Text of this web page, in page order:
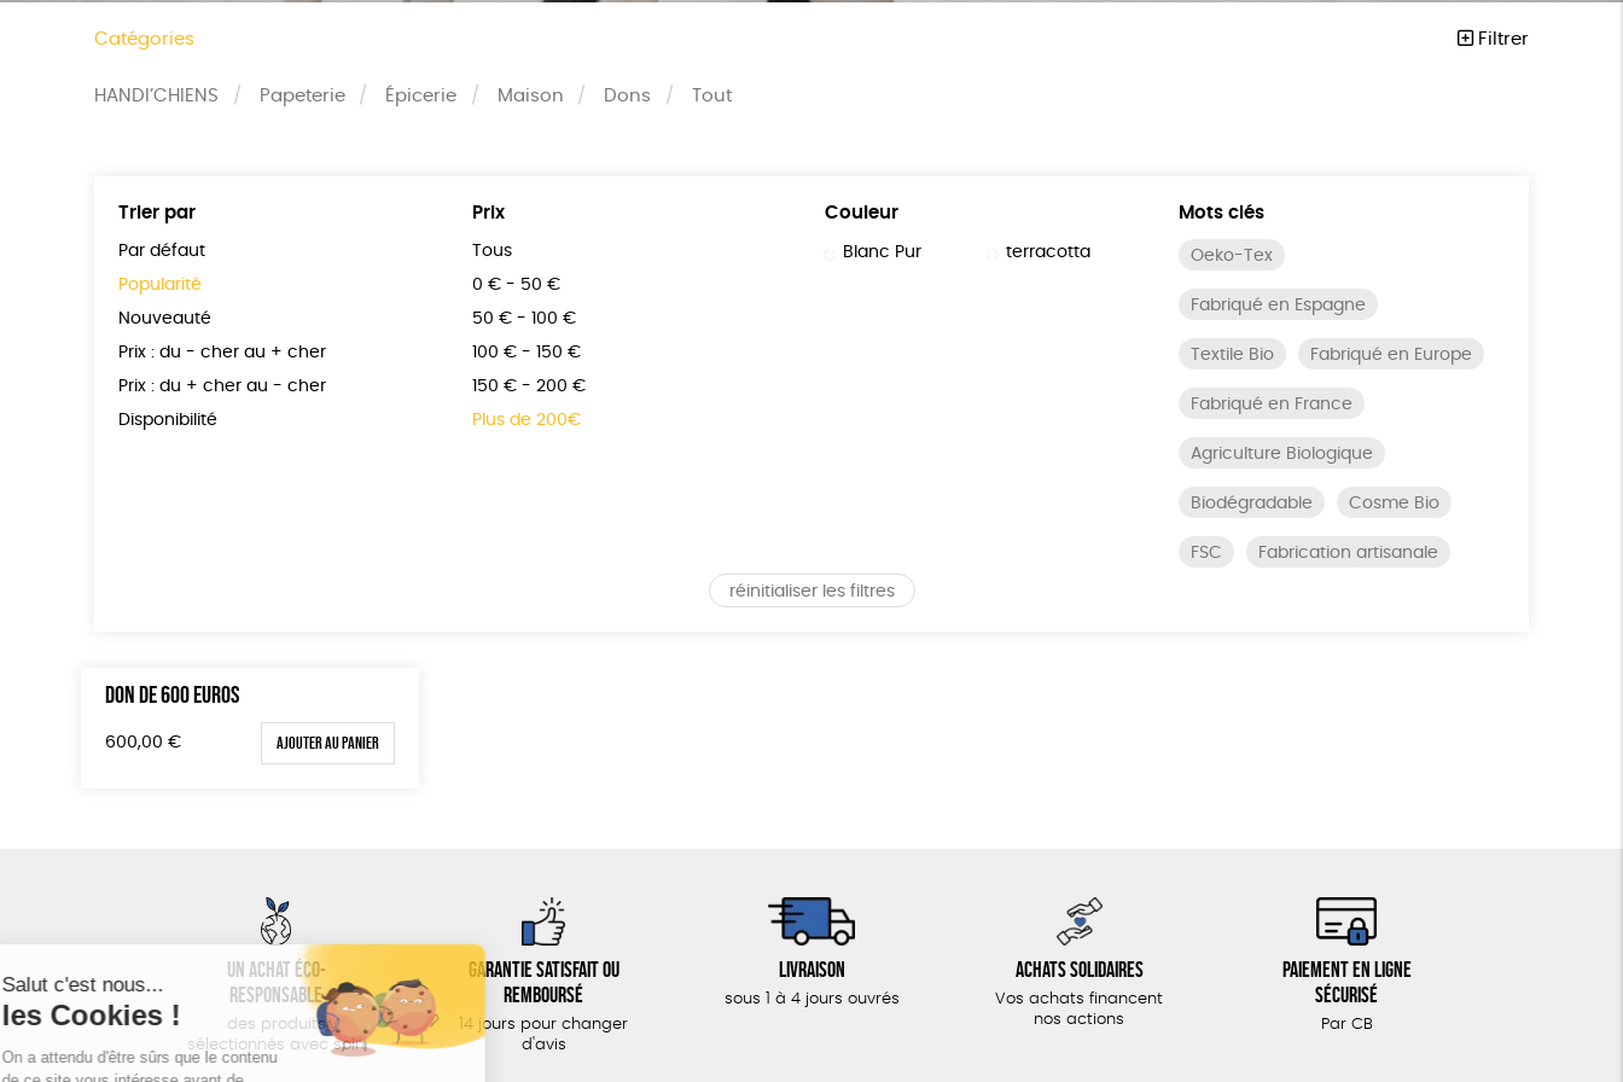
Catégories Filtrer
HANDI’CHIENS Papeterie Épicerie Maison Dons Tout
Trier par
Par défaut
Popularité
Nouveauté
Prix : du - cher au + cher
Prix : du + cher au - cher
Disponibilité
Prix
Tous
0 € - 50 €
50 € - 100 €
100 € - 150 €
150 € - 200 €
Plus de 200€
Couleur
Blanc Pur terracotta
Mots clés
Oeko-Tex
Fabriqué en Espagne
Textile Bio Fabriqué en Europe
Fabriqué en France
Agriculture Biologique
Biodégradable Cosme Bio
FSC Fabrication artisanale
réinitialiser les filtres
DON DE 600 EUROS
600,00 € Ajouter au panier
Un achat éco-
responsable
des produits
sélectionnés avec soin
Garantie satisfait ou
remboursé
14 jours pour changer
d'avis
Livraison
sous 1 à 4 jours ouvrés
Achats solidaires
Vos achats financent
nos actions
Paiement en ligne
sécurisé
Par CB